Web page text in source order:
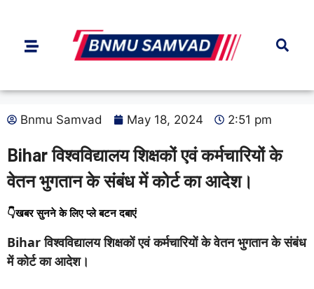
Bnmu Samvad May 18, 2024 2:51 pm
Bihar विश्वविद्यालय शिक्षकों एवं कर्मचारियों के
वेतन भुगतान के संबंध में कोर्ट का आदेश।
👇खबर सुनने के लिए प्ले बटन दबाएं
Bihar विश्वविद्यालय शिक्षकों एवं कर्मचारियों के वेतन भुगतान के संबंध
में कोर्ट का आदेश।